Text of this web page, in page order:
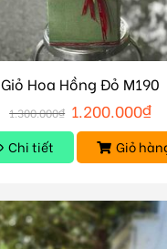
Giỏ Hoa Hồng Đỏ M190
1.300.000₫ 1.200.000₫
Chi tiết Giỏ